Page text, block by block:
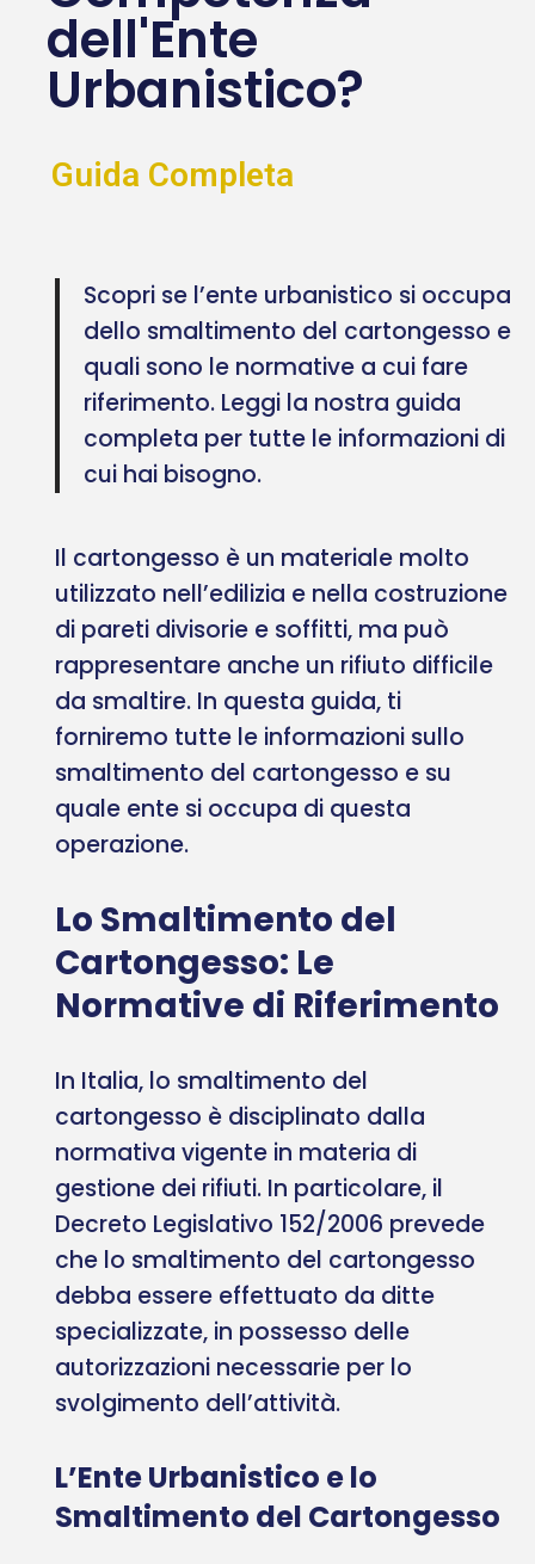
dell'Ente
Urbanistico?
Guida Completa
Scopri se l’ente urbanistico si occupa
dello smaltimento del cartongesso e
quali sono le normative a cui fare
riferimento. Leggi la nostra guida
completa per tutte le informazioni di
cui hai bisogno.
Il cartongesso è un materiale molto
utilizzato nell’edilizia e nella costruzione
di pareti divisorie e soffitti, ma può
rappresentare anche un rifiuto difficile
da smaltire. In questa guida, ti
forniremo tutte le informazioni sullo
smaltimento del cartongesso e su
quale ente si occupa di questa
operazione.
Lo Smaltimento del
Cartongesso: Le
Normative di Riferimento
In Italia, lo smaltimento del
cartongesso è disciplinato dalla
normativa vigente in materia di
gestione dei rifiuti. In particolare, il
Decreto Legislativo 152/2006 prevede
che lo smaltimento del cartongesso
debba essere effettuato da ditte
specializzate, in possesso delle
autorizzazioni necessarie per lo
svolgimento dell’attività.
L’Ente Urbanistico e lo
Smaltimento del Cartongesso